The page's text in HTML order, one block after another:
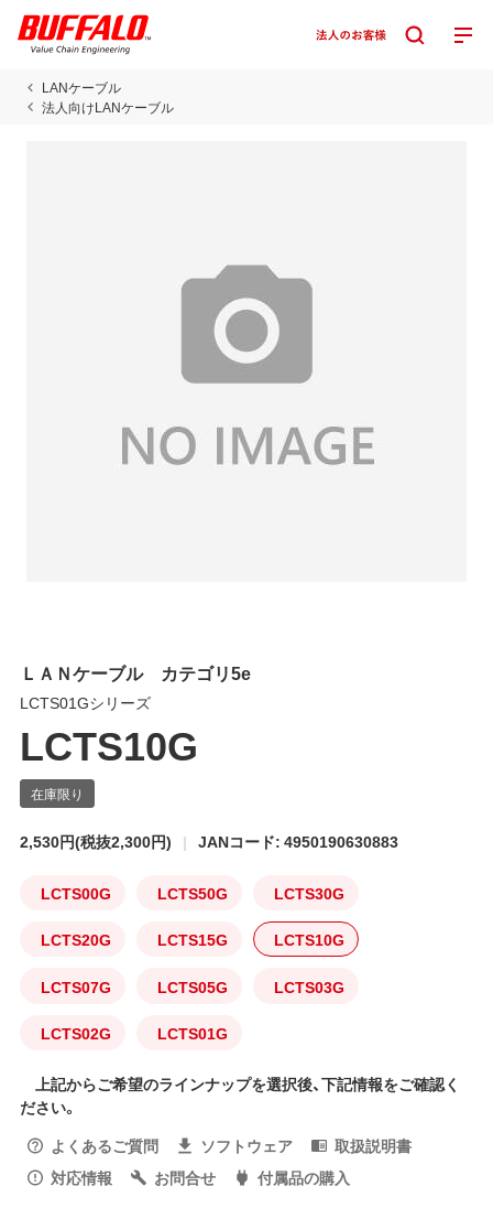
LANケーブル
法人向けLANケーブル
ＬＡＮケーブル カテゴリ5e
LCTS01Gシリーズ
LCTS10G
2,530円(税抜2,300円) JANコード: 4950190630883
LCTS00G LCTS50G LCTS30G
LCTS20G LCTS15G LCTS10G
LCTS07G LCTS05G LCTS03G
LCTS02G LCTS01G
上記からご希望のラインナップを選択後、下記情報をご確認く
ださい。
よくあるご質問
ソフトウェア
取扱説明書
対応情報
お問合せ 付属品の購入